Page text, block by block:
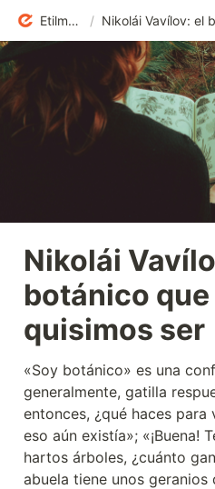
Etilmercurio /
Nikolái
botánico
quisimos ser
«Soy botánico» es una
generalmente, gatilla
entonces, ¿qué haces para
eso aún existía»; «¡Buena!
hartos árboles, ¿cuánto
abuela tiene unos geranios